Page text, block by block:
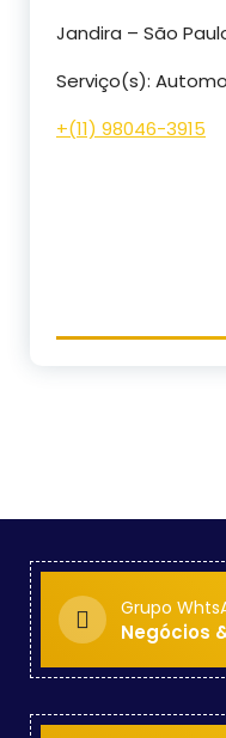
Jandira – São
Serviço(s):
+(11) 98046-3915
Grupo
Negócios